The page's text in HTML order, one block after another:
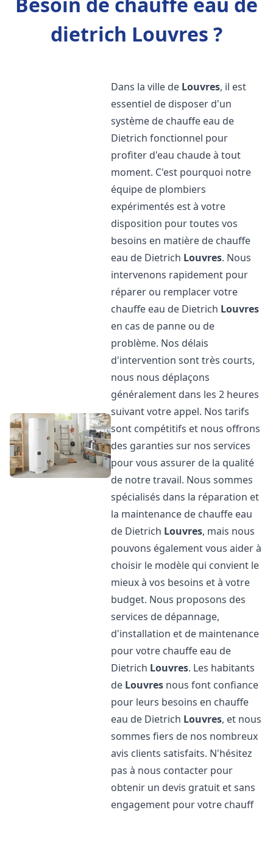
dietrich Louvres ?
Dans la ville de Louvres, il est
essentiel de disposer d'un
système de chauffe eau de
Dietrich fonctionnel pour
profiter d'eau chaude à tout
moment. C'est pourquoi notre
équipe de plombiers
expérimentés est à votre
disposition pour toutes vos
besoins en matière de chauffe
eau de Dietrich Louvres. Nous
intervenons rapidement pour
réparer ou remplacer votre
chauffe eau de Dietrich Louvres
en cas de panne ou de
problème. Nos délais
d'intervention sont très courts,
nous nous déplaçons
généralement dans les 2 heures
suivant votre appel. Nos tarifs
sont compétitifs et nous offrons
des garanties sur nos services
pour vous assurer de la qualité
de notre travail. Nous sommes
spécialisés dans la réparation et
la maintenance de chauffe eau
de Dietrich Louvres, mais nous
pouvons également vous aider à
choisir le modèle qui convient le
mieux à vos besoins et à votre
budget. Nous proposons des
services de dépannage,
d'installation et de maintenance
pour votre chauffe eau de
Dietrich Louvres. Les habitants
de Louvres nous font confiance
pour leurs besoins en chauffe
eau de Dietrich Louvres, et nous
sommes fiers de nos nombreux
avis clients satisfaits. N'hésitez
pas à nous contacter pour
obtenir un devis gratuit et sans
engagement pour votre chauff